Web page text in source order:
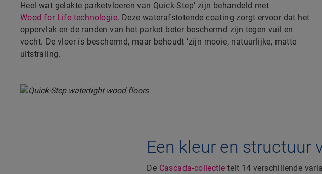
Heel wat gelakte parketvloeren van Quick-Step’ zijn behandeld met
Wood for Life-technologie. Deze waterafstotende coating zorgt ervoor dat het
oppervlak en de randen van het parket beter beschermd zijn tegen vuil en
vocht. De vloer is beschermd, maar behoudt ’zijn mooie, natuurlijke, matte
uitstraling.
Een kleur en structuur
De Cascada-collectie telt 14 verschillende